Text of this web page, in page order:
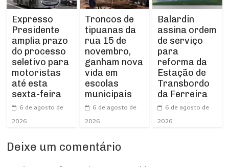
Expresso
Presidente
amplia prazo
do processo
seletivo para
motoristas
até esta
sexta-feira
6 de agosto de
2026
Troncos de
tipuanas da
rua 15 de
novembro,
ganham nova
vida em
escolas
municipais
6 de agosto de
2026
Balardin
assina ordem
de serviço
para
reforma da
Estação de
Transbordo
da Ferreira
6 de agosto de
2026
Deixe um comentário